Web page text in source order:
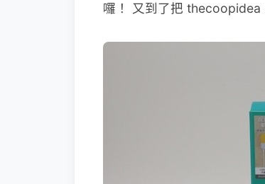
囉！ 又到了把 thecoopidea